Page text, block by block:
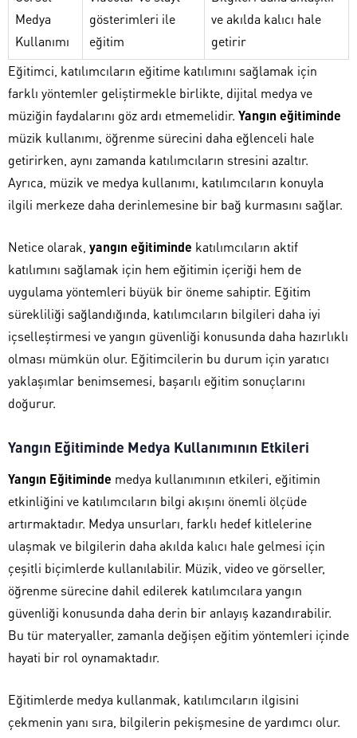
Medya
Kullanımı
gösterimleri ile
eğitim
ve akılda kalıcı hale
getirir
Eğitimci, katılımcıların eğitime katılımını sağlamak için
farklı yöntemler geliştirmekle birlikte, dijital medya ve
müziğin faydalarını göz ardı etmemelidir. Yangın eğitiminde
müzik kullanımı, öğrenme sürecini daha eğlenceli hale
getirirken, aynı zamanda katılımcıların stresini azaltır.
Ayrıca, müzik ve medya kullanımı, katılımcıların konuyla
ilgili merkeze daha derinlemesine bir bağ kurmasını sağlar.
Netice olarak, yangın eğitiminde katılımcıların aktif
katılımını sağlamak için hem eğitimin içeriği hem de
uygulama yöntemleri büyük bir öneme sahiptir. Eğitim
sürekliliği sağlandığında, katılımcıların bilgileri daha iyi
içselleştirmesi ve yangın güvenliği konusunda daha hazırlıklı
olması mümkün olur. Eğitimcilerin bu durum için yaratıcı
yaklaşımlar benimsemesi, başarılı eğitim sonuçlarını
doğurur.
Yangın Eğitiminde Medya Kullanımının Etkileri
Yangın Eğitiminde medya kullanımının etkileri, eğitimin
etkinliğini ve katılımcıların bilgi akışını önemli ölçüde
artırmaktadır. Medya unsurları, farklı hedef kitlelerine
ulaşmak ve bilgilerin daha akılda kalıcı hale gelmesi için
çeşitli biçimlerde kullanılabilir. Müzik, video ve görseller,
öğrenme sürecine dahil edilerek katılımcılara yangın
güvenliği konusunda daha derin bir anlayış kazandırabilir.
Bu tür materyaller, zamanla değişen eğitim yöntemleri içinde
hayati bir rol oynamaktadır.
Eğitimlerde medya kullanmak, katılımcıların ilgisini
çekmenin yanı sıra, bilgilerin pekişmesine de yardımcı olur.